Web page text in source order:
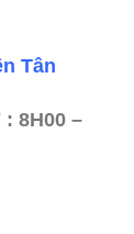
Tân
8H00 –